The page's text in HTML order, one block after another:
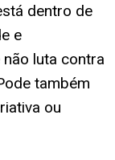
dentro de
e
luta contra
também
ou